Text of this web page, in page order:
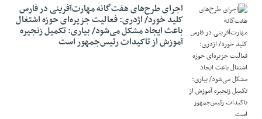
اجرای طرح‌های هفت‌گانه مهارت‌آفرینی در فارس
کلید خورد/ اژدری: فعالیت جزیره‌‌ای حوزه اشتغال
باعث ایجاد مشکل می‌شود/ بیاری: تکمیل زنجیره
آموزش از تاکیدات رئیس‌جمهور است